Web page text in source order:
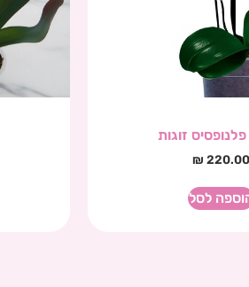
זוגות
₪ 220.00
לסל